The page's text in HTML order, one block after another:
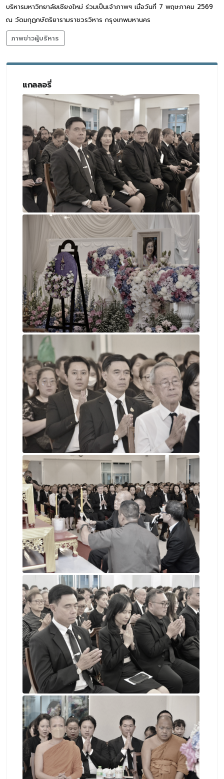
บริหารมหาวิทยาลัยเชียงใหม่ ร่วมเป็นเจ้าภาพฯ เมื่อวันที่ 7 พฤษภาคม 2569
ณ วัดมกุฏกษัตริยารามราชวรวิหาร กรุงเทพมหานคร
ภาพข่าวผู้บริหาร
แกลลอรี่